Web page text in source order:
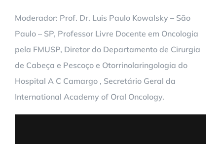
Moderador: Prof. Dr. Luis Paulo Kowalsky – São
Paulo – SP, Professor Livre Docente em Oncologia
pela FMUSP, Diretor do Departamento de Cirurgia
de Cabeça e Pescoço e Otorrinolaringologia do
Hospital A C Camargo , Secretário Geral da
International Academy of Oral Oncology.